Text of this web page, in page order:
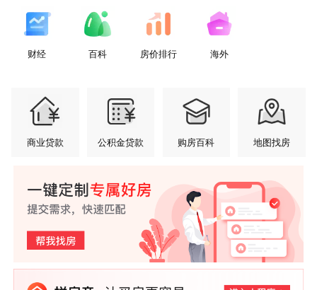
财经 百科 房价排行 海外
商业贷款 公积金贷款 购房百科 地图找房